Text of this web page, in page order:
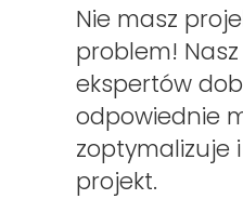
Nie masz
problem! Nasz
ekspertów
odpowiednie
zoptymalizuje i
projekt.